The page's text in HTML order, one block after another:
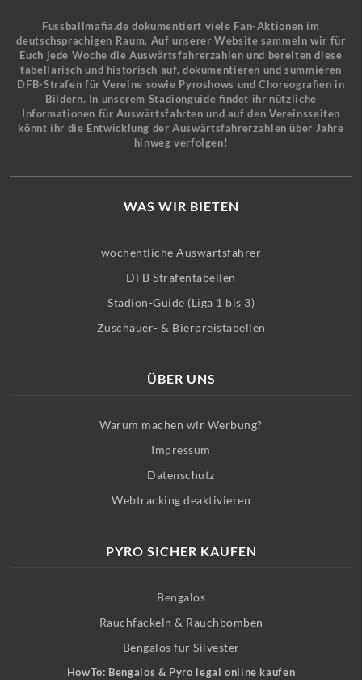
Fussballmafia.de dokumentiert viele Fan-Aktionen im
deutschsprachigen Raum. Auf unserer Website sammeln wir für
Euch jede Woche die Auswärtsfahrerzahlen und bereiten diese
tabellarisch und historisch auf, dokumentieren und summieren
DFB-Strafen für Vereine sowie Pyroshows und Choreografien in
Bildern. In unserem Stadionguide findet ihr nützliche
Informationen für Auswärtsfahrten und auf den Vereinsseiten
könnt ihr die Entwicklung der Auswärtsfahrerzahlen über Jahre
hinweg verfolgen!
WAS WIR BIETEN
wöchentliche Auswärtsfahrer
DFB Strafentabellen
Stadion-Guide (Liga 1 bis 3)
Zuschauer- & Bierpreistabellen
ÜBER UNS
Warum machen wir Werbung?
Impressum
Datenschutz
Webtracking deaktivieren
PYRO SICHER KAUFEN
Bengalos
Rauchfackeln & Rauchbomben
Bengalos für Silvester
HowTo: Bengalos & Pyro legal online kaufen